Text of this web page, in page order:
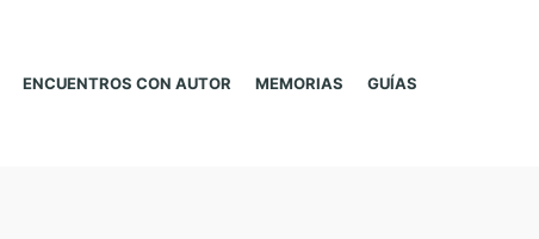
ENCUENTROS CON AUTOR MEMORIAS GUÍAS